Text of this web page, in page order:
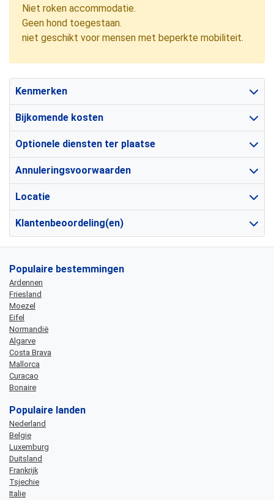
Niet roken accommodatie.
Geen hond toegestaan.
niet geschikt voor mensen met beperkte mobiliteit.
Kenmerken
Bijkomende kosten
Optionele diensten ter plaatse
Annuleringsvoorwaarden
Locatie
Klantenbeoordeling(en)
Populaire bestemmingen
Ardennen
Friesland
Moezel
Eifel
Normandië
Algarve
Costa Brava
Mallorca
Curacao
Bonaire
Populaire landen
Nederland
Belgie
Luxemburg
Duitsland
Frankrijk
Tsjechie
Italie